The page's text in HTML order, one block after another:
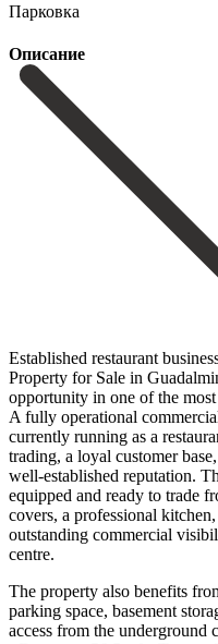
Парковка
Описание
Established restaurant
Property for Sale in
opportunity in one of the
A fully operational
currently running as a
trading, a loyal customer
well-established reputation.
equipped and ready to trade
covers, a professional
outstanding commercial
centre.
The property also benefits
parking space, basement
access from the underground